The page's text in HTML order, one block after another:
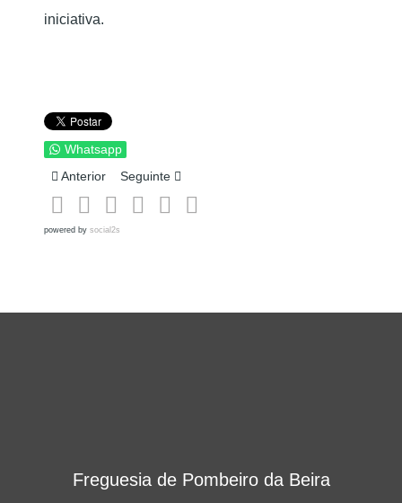
iniciativa.
Whatsapp
Artigo anterior: O Fado no Feminino
Anterior Artigo seguinte: CAMPANHA DE RECOLHA DE
Seguinte
powered by social2s
Freguesia de Pombeiro da Beira